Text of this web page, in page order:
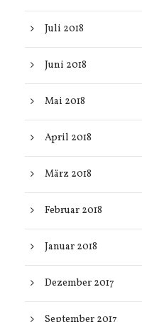
Juli 2018
Juni 2018
Mai 2018
April 2018
März 2018
Februar 2018
Januar 2018
Dezember 2017